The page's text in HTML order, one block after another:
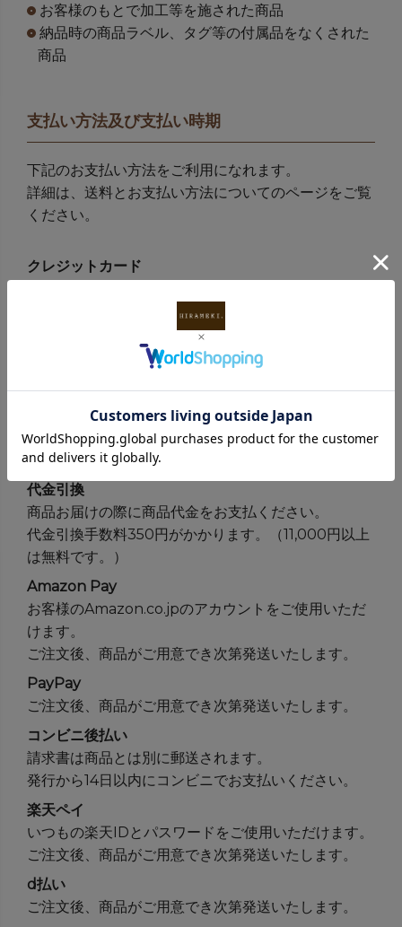
お客様のもとで加工等を施された商品
納品時の商品ラベル、タグ等の付属品をなくされた
商品
支払い方法及び支払い時期
下記のお支払い方法をご利用になれます。
詳細は、送料とお支払い方法についてのページをご覧
ください。
クレジットカード
NICOS,AMERICAN EXPESS,DINERS,
アプラス,Orico,楽天KCのカードがご利用可能です。
ご注文後、商品がご用意でき次第発送いたします。
ご入金確認後、商品を発送させていただきます。
郵便振替（前払い）
ご入金確認後、商品を発送させていただきます。
代金引換
商品お届けの際に商品代金をお支払ください。
代金引換手数料350円がかかります。（11,000円以上
は無料です。）
Amazon Pay
お客様のAmazon.co.jpのアカウントをご使用いただ
けます。
ご注文後、商品がご用意でき次第発送いたします。
PayPay
ご注文後、商品がご用意でき次第発送いたします。
コンビニ後払い
請求書は商品とは別に郵送されます。
発行から14日以内にコンビニでお支払いください。
楽天ペイ
いつもの楽天IDとパスワードをご使用いただけます。
ご注文後、商品がご用意でき次第発送いたします。
d払い
ご注文後、商品がご用意でき次第発送いたします。